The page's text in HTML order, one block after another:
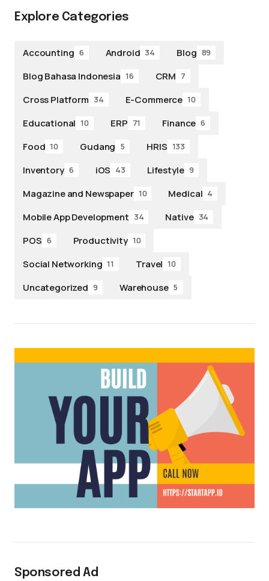
Explore Categories
Accounting 6 Android 34 Blog 89
Blog Bahasa Indonesia 16 CRM 7
Cross Platform 34 E-Commerce 10
Educational 10 ERP 71 Finance 6
Food 10 Gudang 5 HRIS 133
Inventory 6 iOS 43 Lifestyle 9
Magazine and Newspaper 10 Medical 4
Mobile App Development 34 Native 34
POS 6 Productivity 10
Social Networking 11 Travel 10
Uncategorized 9 Warehouse 5
Sponsored Ad